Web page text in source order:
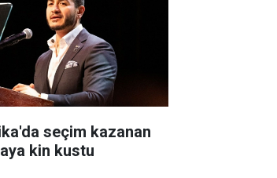
seçim kazanan
kin kustu